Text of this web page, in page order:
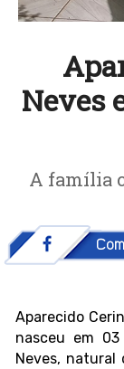
Neves
A família
Aparecido
nasceu em
Neves, natural